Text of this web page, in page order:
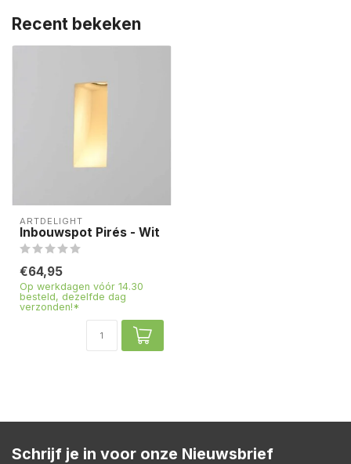
Recent bekeken
ARTDELIGHT
Inbouwspot Pirés - Wit
€64,95
Op werkdagen vóór 14.30
besteld, dezelfde dag
verzonden!*
Schrijf je in voor onze Nieuwsbrief